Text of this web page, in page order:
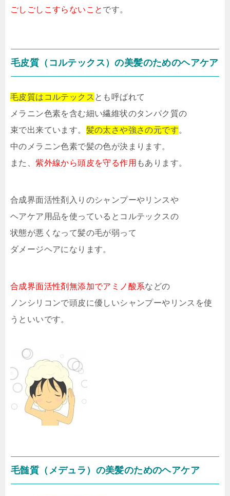
ごしごしこすらないこと です。
毛皮質（コルテックス）の美髪のためのヘアケア
毛皮質はコルテックス とも呼ばれて
メラニン色素を含む細い繊維状のタンパク質の
束で出来ています。 髪の太さや強さの元です。
中のメラニン色素で髪の色が決まります。
また、紫外線から頭皮を守る作用 もあります。
合成界面活性剤入りのシャンプーやリンスや
ヘアケア用品を使っているとコルテックスの
状態が悪くなって髪の毛が弱って
ダメージヘアになります。
合成界面活性剤無添加でアミノ酸系などの
ノンシリコンで頭皮に優しいシャンプーやリンスを使
うといいです。
毛髄質（メデュラ）の美髪のためのヘアケア